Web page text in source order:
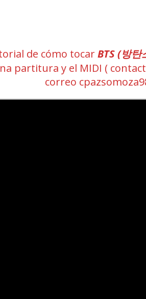
de cómo tocarBTS (방탄
partitura y el MIDI (
correo